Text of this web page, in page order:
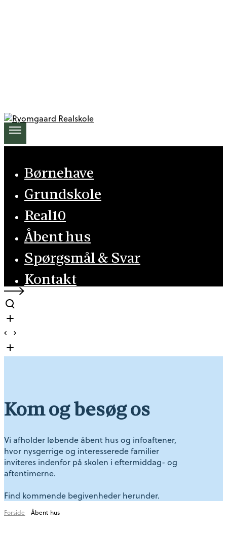
More
Børnehave
Grundskole
Real10
Åbent hus
Spørgsmål & Svar
Kontakt
Kom og besøg os
Vi afholder løbende åbent hus og infoaftener,
hvor nysgerrige og interesserede familier
inviteres indenfor på skolen i eftermiddag- og
aftentimerne.
Find kommende begivenheder herunder.
Forside Åbent hus